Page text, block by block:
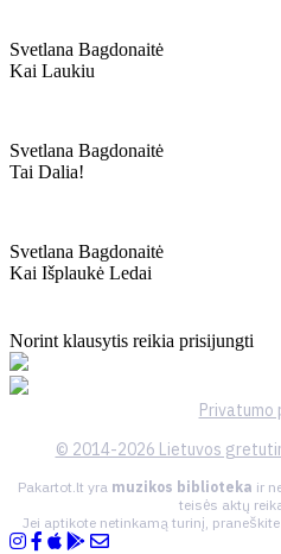
Svetlana Bagdonaitė
Kai Laukiu
Svetlana Bagdonaitė
Tai Dalia!
Svetlana Bagdonaitė
Kai Išplaukė Ledai
Norint klausytis reikia prisijungti
Privatumo
© 2014-2026 Lietuvos
Pakartot.lt yra muzikos biblioteka ir
teisės aktų
Jei aptikote netinkamą turinį, praneškite